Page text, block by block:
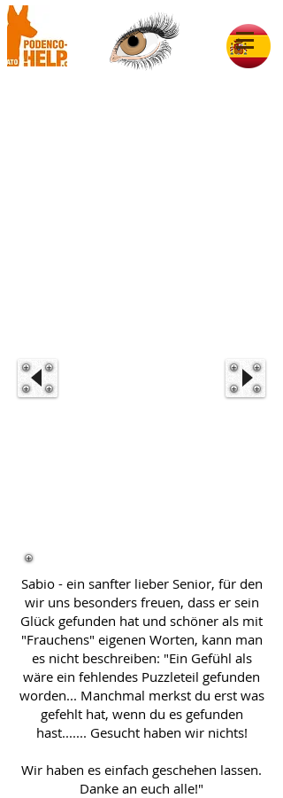
Sabio - ein sanfter lieber Senior, für den
wir uns besonders freuen, dass er sein
Glück gefunden hat und schöner als mit
"Frauchens" eigenen Worten, kann man
es nicht beschreiben: "Ein Gefühl als
wäre ein fehlendes Puzzleteil gefunden
worden... Manchmal merkst du erst was
gefehlt hat, wenn du es gefunden
hast....... Gesucht haben wir nichts!
Wir haben es einfach geschehen lassen.
Danke an euch alle!"